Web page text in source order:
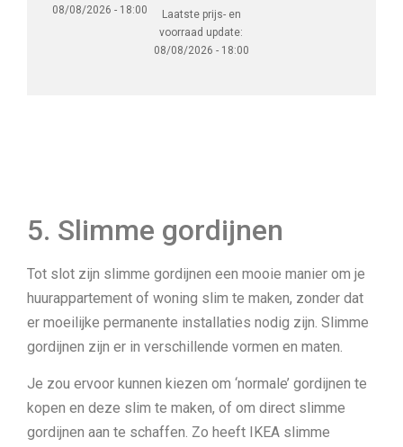
08/08/2026 - 18:00
Laatste prijs- en
voorraad update:
08/08/2026 - 18:00
5. Slimme gordijnen
Tot slot zijn slimme gordijnen een mooie manier om je
huurappartement of woning slim te maken, zonder dat
er moeilijke permanente installaties nodig zijn. Slimme
gordijnen zijn er in verschillende vormen en maten.
Je zou ervoor kunnen kiezen om ‘normale’ gordijnen te
kopen en deze slim te maken, of om direct slimme
gordijnen aan te schaffen. Zo heeft IKEA slimme